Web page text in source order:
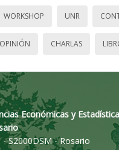
WORKSHOP UNR
OPINIÓN CHARLAS
Económicas y
S2000DSM - Rosario